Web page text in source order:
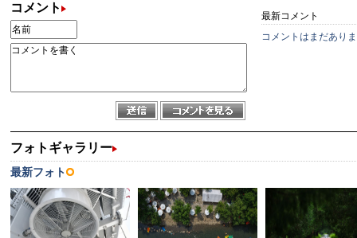
コメント
最新コメント
コメントはまだあり